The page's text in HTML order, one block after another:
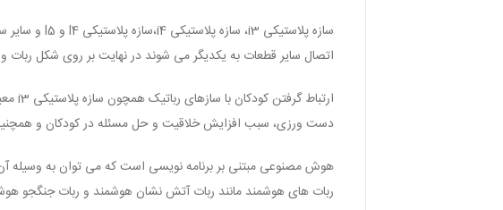
سازه پلاستیکی i3، سازه پلاستیکی i4،سازه پلاستیکی l4 و l5 و سایر سازه های پلاستیکی ربات جز
اتصال سایر قطعات به یکدیگر می شوند در نهایت بر روی شکل ربات
ارتباط گرفتن کودکان با سازهای رباتیک همچون سازه پلاستیکی i3 معیار مناسبی برای تشخیص
دست ورزی، سبب افزایش خلاقیت و حل مسئله در کودکان و
ربات های هوشمند مانند ربات آتش نشان هوشمند و ربات جنگجو